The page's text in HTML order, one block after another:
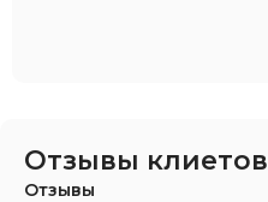
Отзывы клиетов
Отзывы